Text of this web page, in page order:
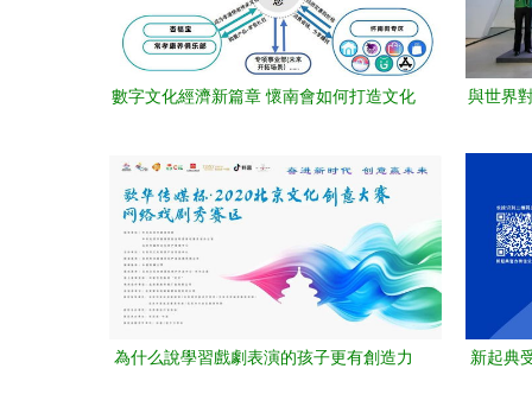
數字文化經濟新篇章 懷南會如何打造文化
與世界
為什么說學習戲劇表演的孩子更有創造力
新起典